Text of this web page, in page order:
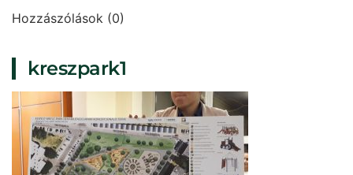
Hozzászólások (0)
kreszpark1